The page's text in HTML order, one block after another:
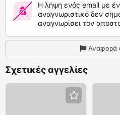
Η λήψη ενός email με
αναγνωριστικό δεν
αναγνωρίσει τον
Αναφορά
Σχετικές αγγελίες